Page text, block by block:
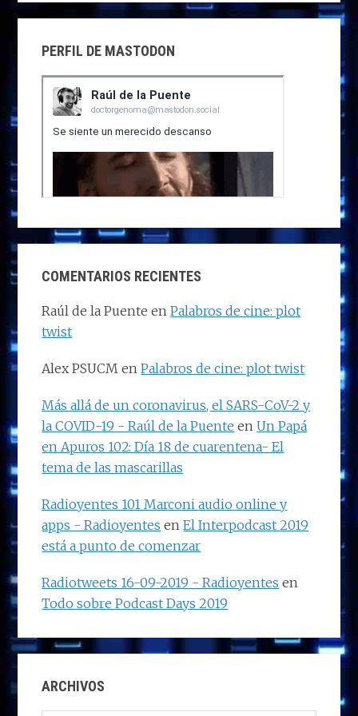
PERFIL DE MASTODON
COMENTARIOS RECIENTES
Raúl de la Puente enPalabros de cine: plot
twist
Alex PSUCM enPalabros de cine: plot twist
Más allá de un coronavirus, el SARS-CoV-2 y
la COVID-19 - Raúl de la Puente enUn Papá
en Apuros 102: Día 18 de cuarentena- El
tema de las mascarillas
Radioyentes 101 Marconi audio online y
apps - Radioyentes enEl Interpodcast 2019
está a punto de comenzar
Radiotweets 16-09-2019 - Radioyentes en
Todo sobre Podcast Days 2019
ARCHIVOS